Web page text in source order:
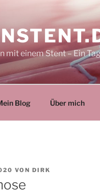
mit einem Stent – Ein
Blog Über mich
VON DIRK